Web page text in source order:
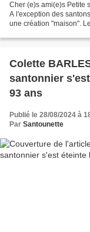
Cher (e)s ami(e)s Petite
A l'exception des
une création "maison".
Colette
santonnier
93 ans
Publié le 28/08/2024 à
Par Santounette